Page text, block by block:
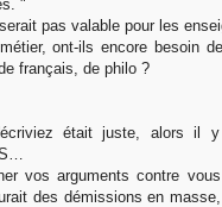
"
pas valable pour les
ont-ils encore besoin
français, de philo ?
était juste, alors il y
vos arguments contre
des démissions en